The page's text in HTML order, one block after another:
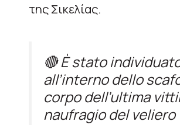
της Σικελίας.
🔴 È stato
all’interno dello
corpo dell’ultima
naufragio del veliero